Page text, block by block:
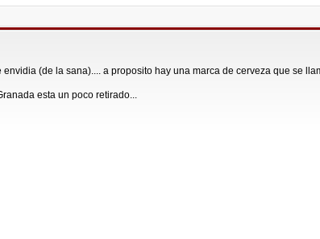
(de la sana).... a proposito hay una marca de cerveza que se
esta un poco retirado...